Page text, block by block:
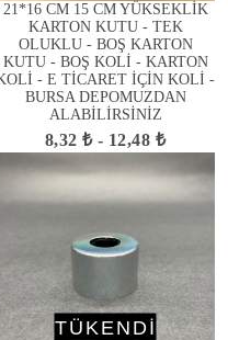
21*16 CM 15 CM YÜKSEKLİK
KARTON KUTU - TEK
OLUKLU - BOŞ KARTON
KUTU - BOŞ KOLİ - KARTON
- E TİCARET İÇİN KOLİ -
BURSA DEPOMUZDAN
ALABİLİRSİNİZ
8,32 ₺ - 12,48 ₺
TÜKENDİ